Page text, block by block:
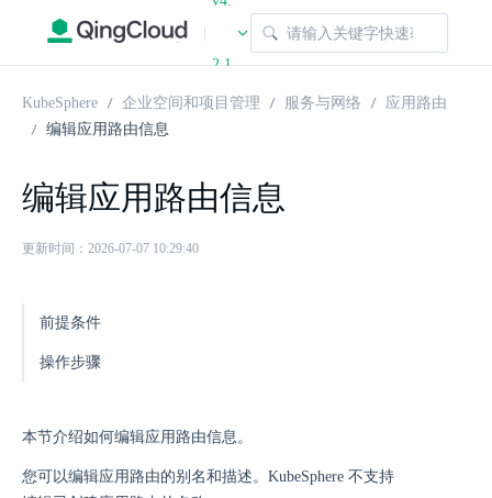
|
2.1
KubeSphere 企业空间和项目管理 服务与网络
应用路由
编辑应用路由信息
编辑应用路由信息
更新时间：2026-07-07 10:29:40
前提条件
操作步骤
本节介绍如何编辑应用路由信息。
您可以编辑应用路由的别名和描述。KubeSphere 不支持